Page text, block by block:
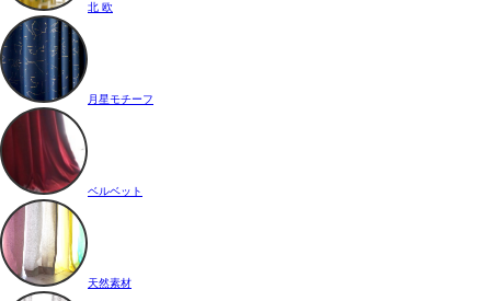
北 欧
月星モチーフ
ベルベット
天然素材